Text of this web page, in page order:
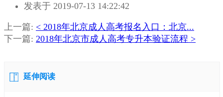
者：
老
师
发表于 2019-07-13 14:22:42
上一篇: < 2018年北京成人高考报名入口：北京...
下一篇: 2018年北京市成人高考专升本验证流程 >
延伸阅读